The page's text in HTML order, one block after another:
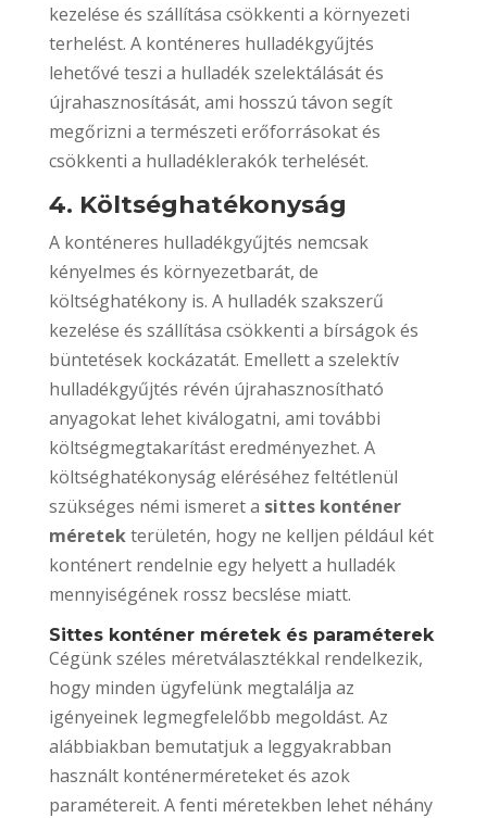
kezelése és szállítása csökkenti a környezeti
terhelést. A konténeres hulladékgyűjtés
lehetővé teszi a hulladék szelektálását és
újrahasznosítását, ami hosszú távon segít
megőrizni a természeti erőforrásokat és
csökkenti a hulladéklerakók terhelését.
4. Költséghatékonyság
A konténeres hulladékgyűjtés nemcsak
kényelmes és környezetbarát, de
költséghatékony is. A hulladék szakszerű
kezelése és szállítása csökkenti a bírságok és
büntetések kockázatát. Emellett a szelektív
hulladékgyűjtés révén újrahasznosítható
anyagokat lehet kiválogatni, ami további
költségmegtakarítást eredményezhet. A
költséghatékonyság eléréséhez feltétlenül
szükséges némi ismeret a sittes konténer
méretekterületén, hogy ne kelljen például két
konténert rendelnie egy helyett a hulladék
mennyiségének rossz becslése miatt.
Sittes konténer méretek és paraméterek
Cégünk széles méretválasztékkal rendelkezik,
hogy minden ügyfelünk megtalálja az
igényeinek legmegfelelőbb megoldást. Az
alábbiakban bemutatjuk a leggyakrabban
használt konténerméreteket és azok
paramétereit. A fenti méretekben lehet néhány